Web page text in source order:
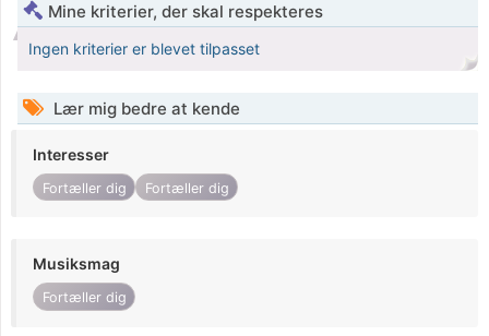
Mine kriterier, der skal respekteres
Ingen kriterier er blevet tilpasset
Lær mig bedre at kende
Interesser
Fortæller dig Fortæller dig
Musiksmag
Fortæller dig